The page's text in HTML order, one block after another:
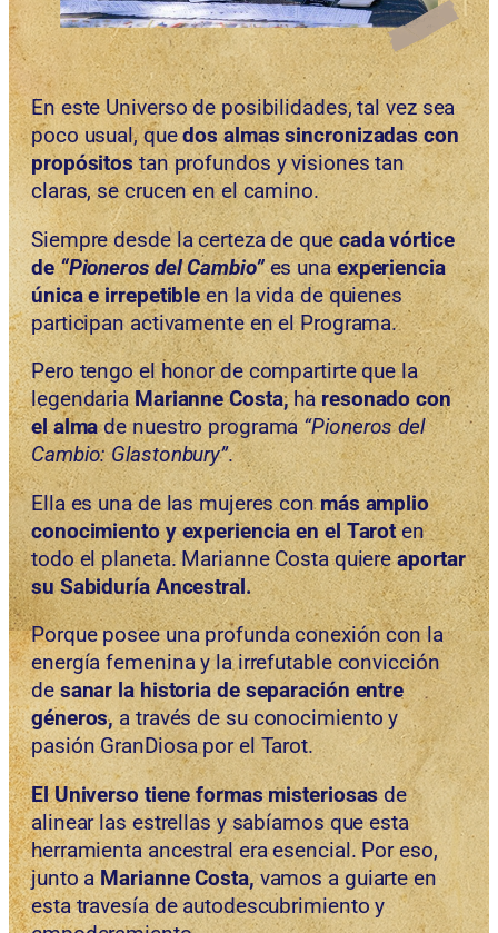
En este Universo de posibilidades, tal vez sea
poco usual, quedos almas sincronizadas con
propósitostan profundos y visiones tan
claras, se crucen en el camino.
Siempre desde la certeza de quecada vórtice
de“Pioneros del Cambio”es unaexperiencia
única e irrepetibleen la vida de quienes
participan activamente en el Programa.
Pero tengo el honor de compartirte que la
legendariaMarianne Costa,haresonado con
el almade nuestro programa“Pioneros del
Cambio: Glastonbury”.
Ella es una de las mujeres conmás amplio
conocimiento y experiencia en el Taroten
todo el planeta. Marianne Costa quiereaportar
su Sabiduría Ancestral.
Porque posee una profunda conexión con la
energía femenina y la irrefutable convicción
desanar la historia de separación entre
géneros, a través de su conocimiento y
pasión GranDiosa por el Tarot.
El Universo tiene formas misteriosasde
alinear las estrellas y sabíamos que esta
herramienta ancestral era esencial. Por eso,
junto aMarianne Costa,vamos a guiarte en
esta travesía de autodescubrimiento y